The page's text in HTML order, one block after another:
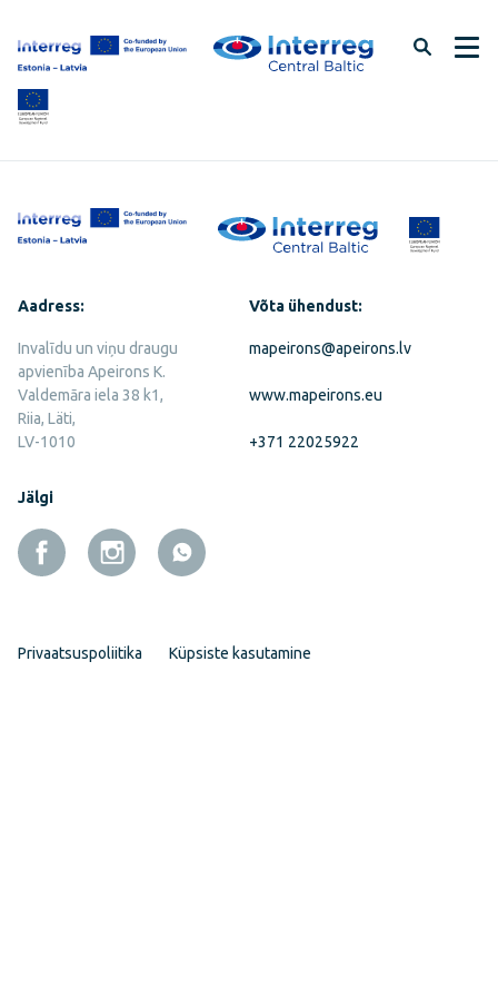
lehe
sisu
vahele
Aadress:
Invalīdu un viņu draugu
apvienība Apeirons K.
Valdemāra iela 38 k1,
Riia, Läti,
LV-1010
Võta ühendust:
mapeirons@apeirons.lv
www.mapeirons.eu
+371 22025922
Jälgi
Privaatsuspoliitika Küpsiste kasutamine